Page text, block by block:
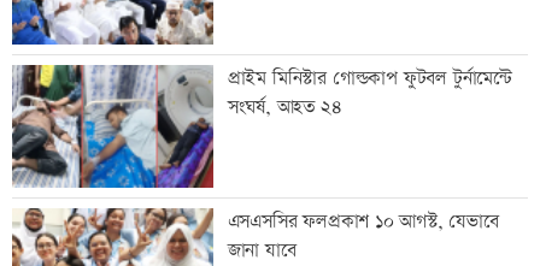
প্রাইম মিনিস্টার গোল্ডকাপ ফুটবল টুর্নামেন্টে
সংঘর্ষ, আহত ২৪
এসএসসির ফলপ্রকাশ ১০ আগস্ট, যেভাবে
জানা যাবে